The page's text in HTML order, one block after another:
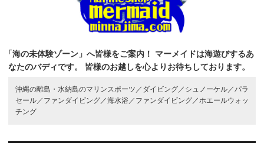
「海の未体験ゾーン」へ皆様をご案内！
マーメイドは海遊びするあ
なたのバディです。
皆様のお越しを心よりお待ちしております。
沖縄の離島・水納島のマリンスポーツ／ ダイビング／ シュノーケル／ パラ
セール／ ファンダイビング／海水浴／ ファンダイビング／ ホエールウォッ
チング